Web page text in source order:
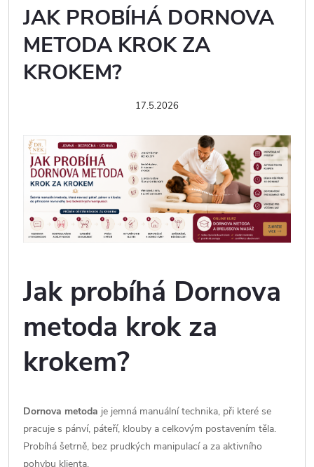
JAK PROBÍHÁ DORNOVA
METODA KROK ZA
KROKEM?
17.5.2026
Jak probíhá Dornova
metoda krok za
krokem?
Dornova metoda je jemná manuální technika, při které se
pracuje s pánví, páteří, klouby a celkovým postavením těla.
Probíhá šetrně, bez prudkých manipulací a za aktivního
pohybu klienta.